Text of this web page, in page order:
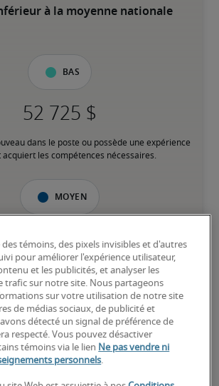
à la moyenne nationale
Bas
dans le poste ou possède une expérience
acquiert les compétences nécessaires.
Moyen
une expérience modérée dans le poste,
des exigences ou possède des compétences
et peut également détenir des
certifications pertinentes.
Élevé
des témoins, des pixels invisibles et d'autres
pour améliorer l'expérience utilisateur,
et les publicités, et analyser les
trafic sur notre site. Nous partageons
sur votre utilisation de notre site
de médias sociaux, de publicité et
détecté un signal de préférence de
respecté. Vous pouvez désactiver
témoins via le lien Ne pas vendre ni
personnels.